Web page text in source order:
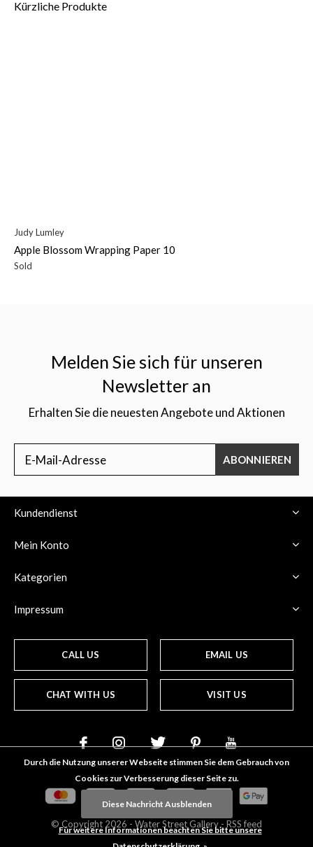
Kürzliche Produkte
Judy Lumley
Apple Blossom Wrapping Paper 10
Sold
Melden Sie sich für unseren
Newsletter an
Erhalten Sie die neuesten Angebote und Aktionen
ABONNIEREN
Kundendienst
Mein Konto
Kategorien
Impressum
CALL US EMAIL US
CHAT WITH US VISIT US
© Copyright 2026 - Water Street Gallery- RSS feed
Durch die Nutzung unserer Webseite stimmen Sie dem Gebrauch von
Cookies zur Verbesserung dieser Seite zu.
Diese Nachricht Ausblenden
Für weitere Informationen beachten Sie bitte unsere